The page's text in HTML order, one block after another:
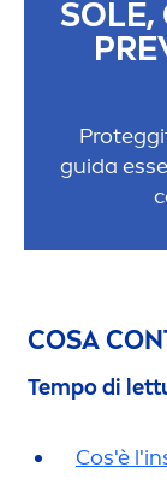
SOLE,
guida
COSA
Tempo di
Cos'è